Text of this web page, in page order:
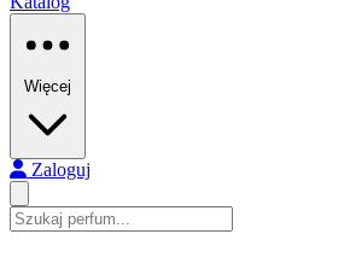
Więcej
Zaloguj